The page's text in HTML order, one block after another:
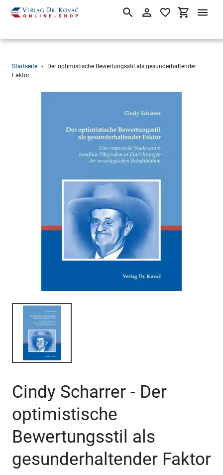
Direkt
zum
SuchenEinloggen
Startseite ›
Der optimistische Bewertungsstil als gesunderhaltender
Faktor
Cindy Scharrer - Der
optimistische
Bewertungsstil als
gesunderhaltender Faktor